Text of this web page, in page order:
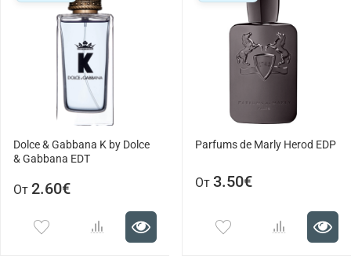
Dolce & Gabbana K by Dolce
& Gabbana EDT
От 2.60€
Parfums de Marly Herod EDP
От 3.50€